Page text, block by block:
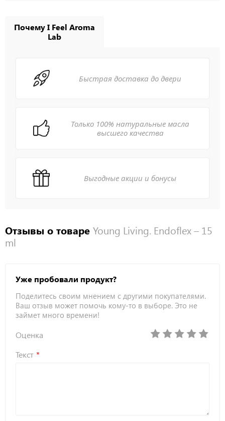
Почему I Feel Aroma
Lab
Быстрая доставка до двери
Только 100% натуральные масла
высшего качества
Выгодные акции и бонусы
Отзывы о товаре Young Living. Endoflex – 15
ml
Уже пробовали продукт?
Поделитесь своим мнением с другими покупателями.
Ваш отзыв может помочь кому-то в выборе. Это не
займет много времени!
Оценка
Текст